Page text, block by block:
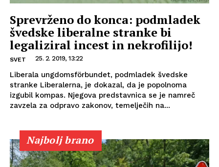
Sprevrženo do konca: podmladek
švedske liberalne stranke bi
legaliziral incest in nekrofilijo!
SVET 25. 2. 2019, 13:22
Liberala ungdomsförbundet, podmladek švedske
stranke Liberalerna, je dokazal, da je popolnoma
izgubil kompas. Njegova predstavnica se je namreč
zavzela za odpravo zakonov, temelječih na...
Najbolj brano